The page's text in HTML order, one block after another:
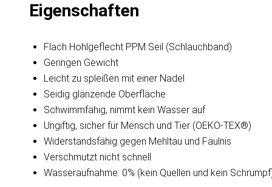
Eigenschaften
Flach Hohlgeflecht PPM Seil (Schlauchband)
Geringen Gewicht
Leicht zu spleißen mit einer Nadel
Seidig glänzende Oberfläche
Schwimmfähig, nimmt kein Wasser auf
Ungiftig, sicher für Mensch und Tier (OEKO-TEX®)
Widerstandsfähig gegen Mehltau und Fäulnis
Verschmutzt nicht schnell
Wasseraufnahme: 0% (kein Quellen und kein